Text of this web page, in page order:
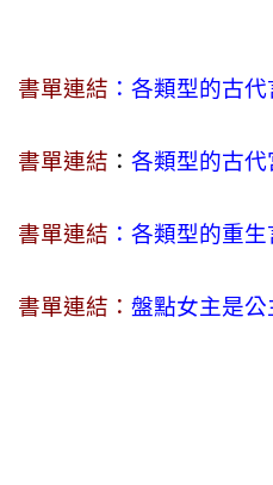
書單連結 ：各類型的古
書單連結 ： 各類型的古
書單連結 ：各類型的重
書單連結： 盤點女主是